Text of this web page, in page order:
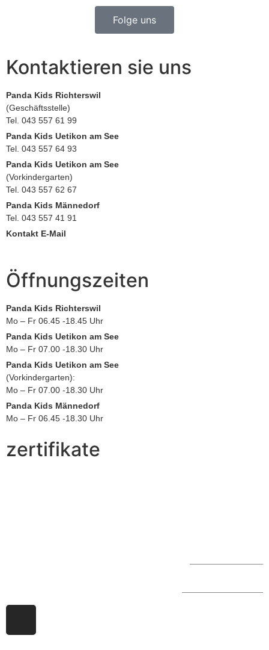
Folge uns
Kontaktieren sie uns
Panda Kids Richterswil
(Geschäftsstelle)
Tel. 043 557 61 99
Panda Kids Uetikon am See
Tel. 043 557 64 93
Panda Kids Uetikon am See
(Vorkindergarten)
Tel. 043 557 62 67
Panda Kids Männedorf
Tel. 043 557 41 91
Kontakt E-Mail
Öffnungszeiten
Panda Kids Richterswil
Mo – Fr 06.45 -18.45 Uhr
Panda Kids Uetikon am See
Mo – Fr 07.00 -18.30 Uhr
Panda Kids Uetikon am See
(Vorkindergarten):
Mo – Fr 07.00 -18.30 Uhr
Panda Kids Männedorf
Mo – Fr 06.45 -18.30 Uhr
zertifikate